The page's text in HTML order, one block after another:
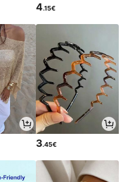
4.15€
3.45€